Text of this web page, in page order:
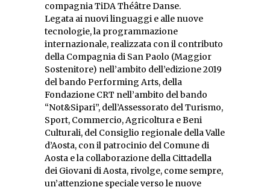
compagnia TiDA Théâtre Danse.
Legata ai nuovi linguaggi e alle nuove
tecnologie, la programmazione
internazionale, realizzata con il contributo
della Compagnia di San Paolo (Maggior
Sostenitore) nell’ambito dell’edizione 2019
del bando Performing Arts, della
Fondazione CRT nell’ambito del bando
“Not&Sipari”, dell’Assessorato del Turismo,
Sport, Commercio, Agricoltura e Beni
Culturali, del Consiglio regionale della Valle
d’Aosta, con il patrocinio del Comune di
Aosta e la collaborazione della Cittadella
dei Giovani di Aosta, rivolge, come sempre,
un’attenzione speciale verso le nuove